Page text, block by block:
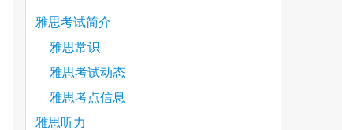
雅思考试简介
雅思常识
雅思考试动态
雅思考点信息
雅思听力